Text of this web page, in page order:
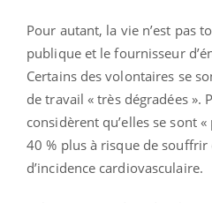
Pour autant, la vie n’est pas
publique et le fournisseur
Certains des volontaires se
de travail « très dégradées ».
considèrent qu’elles se sont
40 % plus à risque de souffrir
d’incidence cardiovasculaire.